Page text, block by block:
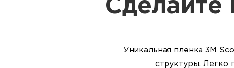
Сделайте
Уникальная пленка 3M
структуры. Легко